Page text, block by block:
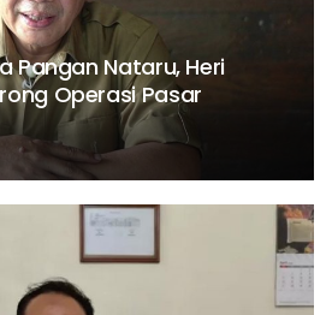
Pangan Nataru, Heri
Operasi Pasar